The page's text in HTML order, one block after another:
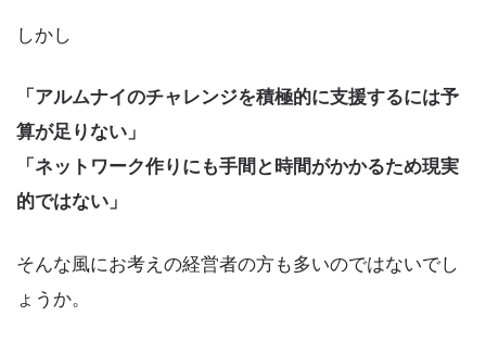
しかし
「アルムナイのチャレンジを積極的に支援するには予
算が足りない」
「ネットワーク作りにも手間と時間がかかるため現実
的ではない」
そんな風にお考えの経営者の方も多いのではないでし
ょうか。